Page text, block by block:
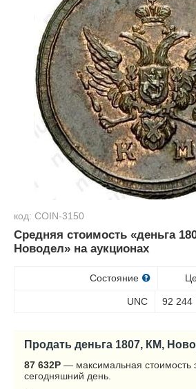
код: COIN-3150
Средняя стоимость «деньга
Новодел» на аукционах
Состояние
UNC 92 244
Продать деньга 1807, КМ,
87 632Р — максимальная стоимость
сегодняшний день.